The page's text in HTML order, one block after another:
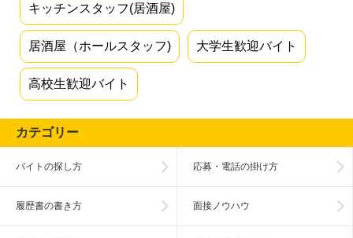
キッチンスタッフ(居酒屋)
居酒屋（ホールスタッフ) 大学生歓迎バイト
高校生歓迎バイト
カテゴリー
バイトの探し方 応募・電話の掛け方
履歴書の書き方 面接ノウハウ